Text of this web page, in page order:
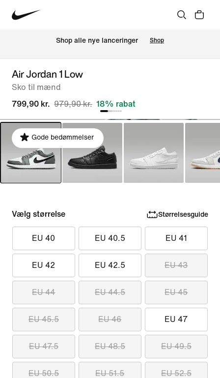
Shop alle nye lanceringer Shop
Air Jordan 1 Low
Sko til mænd
799,90 kr. 979,90 kr. 18% rabat
Gode bedømmelser
Vælg størrelse Størrelsesguide
EU 40 EU 40.5 EU 41
EU 42 EU 42.5 EU 43
EU 44 EU 44.5 EU 45
EU 45.5 EU 46 EU 47
EU 47.5 EU 48.5 EU 49.5
EU 50.5 EU 51.5 EU 52.5